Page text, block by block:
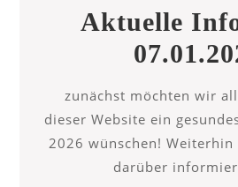
Aktuelle
zunächst möchten wir allen Besuchern
dieser Website ein
2026 wünschen!
darüber